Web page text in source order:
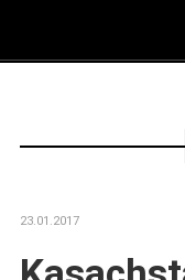
23.01.2017